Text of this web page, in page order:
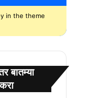
in the theme
बातम्या